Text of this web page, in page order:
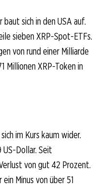
sich in den USA auf.
sieben XRP-Spot-ETFs.
von rund einer Milliarde
Millionen XRP-Token in
im Kurs kaum wider.
Dollar. Seit
von gut 42 Prozent.
Minus von über 51